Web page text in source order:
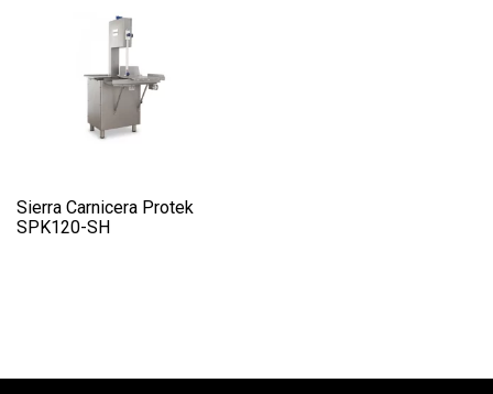
Sierra Carnicera Protek
SPK120-SH